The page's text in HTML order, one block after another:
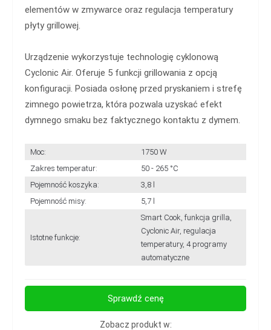
elementów w zmywarce oraz regulacja temperatury
płyty grillowej.
Urządzenie wykorzystuje technologię cyklonową
Cyclonic Air. Oferuje 5 funkcji grillowania z opcją
konfiguracji. Posiada osłonę przed pryskaniem i strefę
zimnego powietrza, która pozwala uzyskać efekt
dymnego smaku bez faktycznego kontaktu z dymem.
Moc:
1750 W
Zakres temperatur:
50 - 265 °C
Pojemność koszyka:
3,8 l
Pojemność misy:
5,7 l
Istotne funkcje:
Smart Cook, funkcja grilla,
Cyclonic Air, regulacja
temperatury, 4 programy
automatyczne
Sprawdź cenę
Zobacz produkt w: